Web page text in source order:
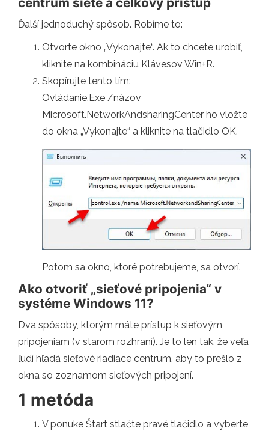
Ďalší jednoduchý spôsob. Robíme to:
Otvorte okno „Vykonajte“. Ak to chcete urobiť,
kliknite na kombináciu Klávesov Win+R.
Skopírujte tento tím:
Ovládanie.Exe /názov
Microsoft.NetworkAndsharingCenter ho vložte
do okna „Vykonajte“ a kliknite na tlačidlo OK.
Potom sa okno, ktoré potrebujeme, sa otvorí.
Ako otvoriť „sieťové pripojenia“ v
systéme Windows 11?
Dva spôsoby, ktorým máte prístup k sieťovým
pripojeniam (v starom rozhraní). Je to len tak, že veľa
ľudí hľadá sieťové riadiace centrum, aby to prešlo z
okna so zoznamom sieťových pripojení.
1 metóda
V ponuke Štart stlačte pravé tlačidlo a vyberte